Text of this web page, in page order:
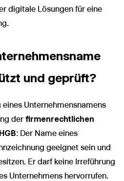
digitale Lösungen für eine
und geprüft?
Unternehmensnamens
der firmenrechtlichen
: Der Name eines
geeignet sein und
Er darf keine Irreführung
Unternehmens hervorrufen.